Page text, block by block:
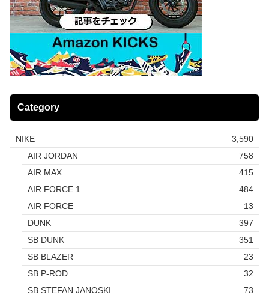
Category
NIKE
3,590
AIR JORDAN
758
AIR MAX
415
AIR FORCE 1
484
AIR FORCE
13
DUNK
397
SB DUNK
351
SB BLAZER
23
SB P-ROD
32
SB STEFAN JANOSKI
73